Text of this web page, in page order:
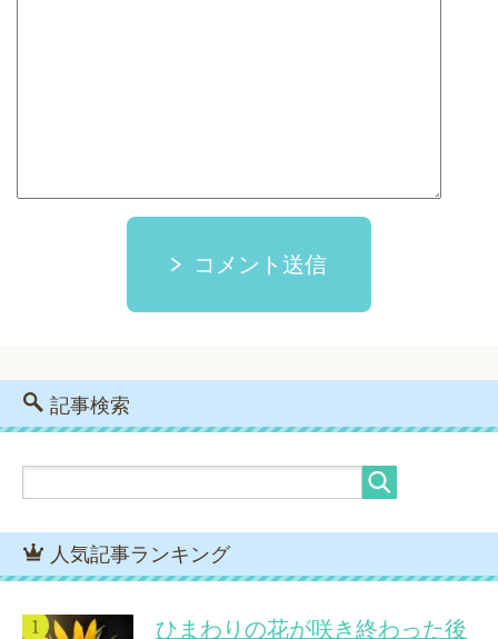
コメント送信
記事検索
人気記事ランキング
ひまわりの花が咲き終わった後